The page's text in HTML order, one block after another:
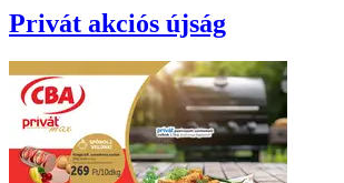
Privát akciós újság